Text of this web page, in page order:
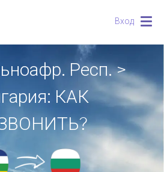
Вход
Респ. >
КАК